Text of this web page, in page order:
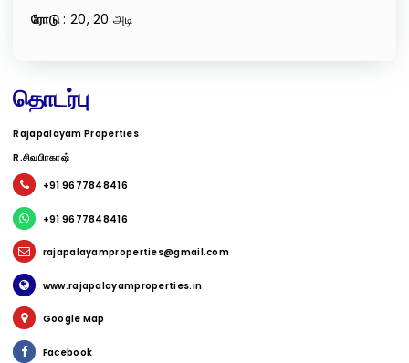
ரோடு: 20, 20 அடி
தொடர்பு
Rajapalayam Properties
R.சிவபிரகாஷ்
+91 9677848416
+91 9677848416
rajapalayamproperties@gmail.com
www.rajapalayamproperties.in
Google Map
Facebook